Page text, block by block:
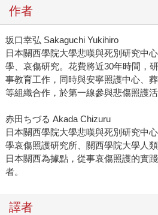
作者
坂口幸弘 Sakaguchi Yukihiro
日本關西學院大學悲嘆與死別研究中
學、哀傷研究。花費將近30年時間，
事教育工作，同時與安寧照護中心、
等組織合作，於第一線參與悲傷照護活
赤田ちづる Akada Chizuru
日本關西學院大學悲嘆與死別研究中
學哀傷照護研究所、關西學院大學人
日本關西為據點，從事哀傷照護的實
者。
譯者